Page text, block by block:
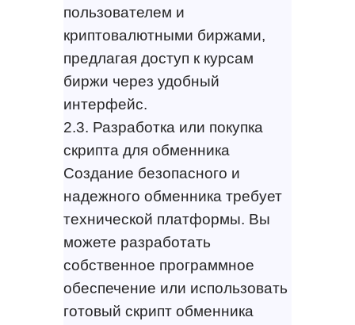
пользователем и
криптовалютными биржами,
предлагая доступ к курсам
биржи через удобный
интерфейс.
2.3. Разработка или покупка
скрипта для обменника
Создание безопасного и
надежного обменника требует
технической платформы. Вы
можете разработать
собственное программное
обеспечение или использовать
готовый скрипт обменника